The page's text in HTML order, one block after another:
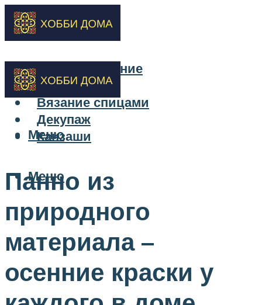
Бисероплетение
Вышивка
Вязание спицами
Декупаж
Канзаши
Меню
Меню
Панно из
природного
материала –
осенние краски у